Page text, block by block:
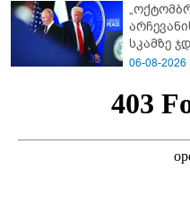
სკამზე
06-08-2026